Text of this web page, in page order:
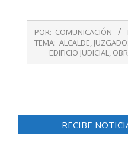
10-
POR: COMUNICACIÓN
TEMA: ALCALDE,
EDIFICIO JUDICIAL,
RECIBE